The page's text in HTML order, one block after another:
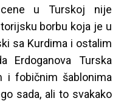
u Turskoj nije
borbu koja je u
sa Kurdima i ostalim
Erdoganova Turska
i fobičnim šablonima
sada, ali to svakako